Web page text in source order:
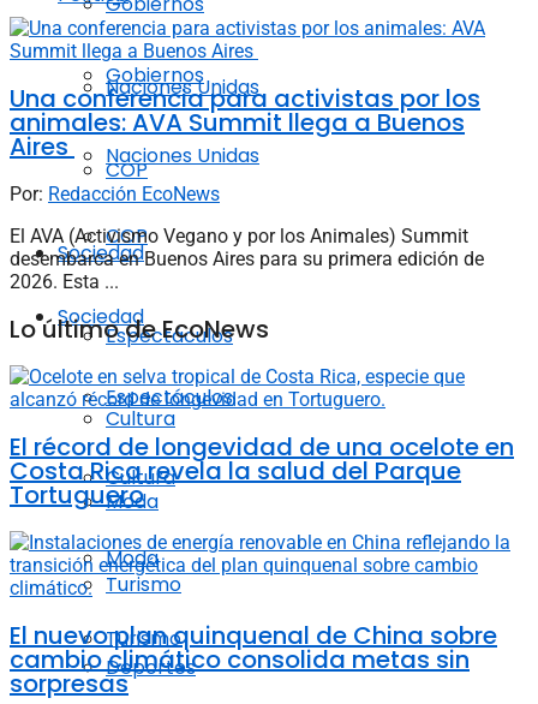
Naciones Unidas
COP
Sociedad
Espectáculos
Cultura
Moda
Turismo
Deportes
Gobiernos
Naciones Unidas
COP
Sociedad
Espectáculos
Cultura
Moda
Turismo
Una conferencia para activistas por los
animales: AVA Summit llega a Buenos
Aires
Por: Redacción EcoNews
El AVA (Activismo Vegano y por los Animales) Summit
desembarca en Buenos Aires para su primera edición de
2026. Esta ...
Lo último de EcoNews
El récord de longevidad de una ocelote en
Costa Rica revela la salud del Parque
Tortuguero
El nuevo plan quinquenal de China sobre
cambio climático consolida metas sin
sorpresas